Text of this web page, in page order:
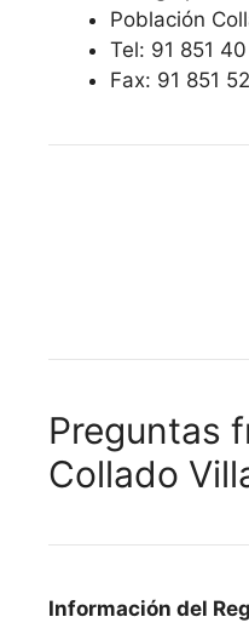
Población
Tel: 91 851
Fax: 91 851
Preguntas
Collado
Información del